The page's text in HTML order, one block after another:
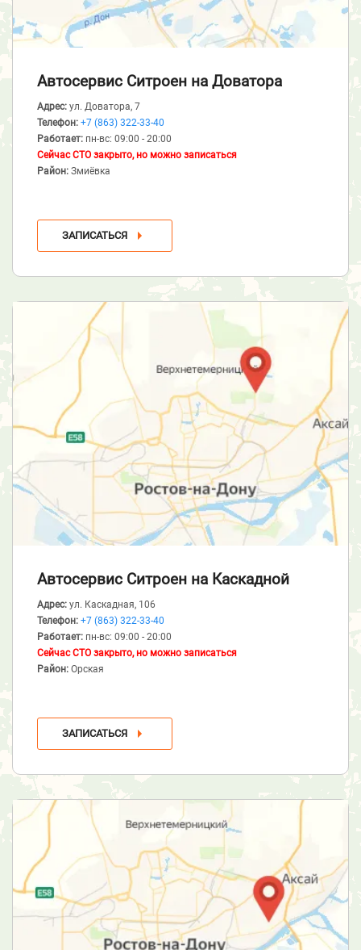
Автосервис Ситроен на Доватора
Адрес: ул. Доватора, 7
Телефон: +7 (863) 322-33-40
Работает: пн-вс: 09:00 - 20:00
Сейчас СТО закрыто, но можно записаться
Район: Змиёвка
ЗАПИСАТЬСЯ
Автосервис Ситроен на Каскадной
Адрес: ул. Каскадная, 106
Телефон: +7 (863) 322-33-40
Работает: пн-вс: 09:00 - 20:00
Сейчас СТО закрыто, но можно записаться
Район: Орская
ЗАПИСАТЬСЯ